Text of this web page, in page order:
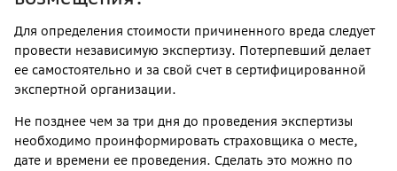
Для определения стоимости причиненного вреда следует
провести независимую экспертизу. Потерпевший делает
ее самостоятельно и за свой счет в сертифицированной
экспертной организации.
Не позднее чем за три дня до проведения экспертизы
необходимо проинформировать страховщика о месте,
дате и времени ее проведения. Сделать это можно по